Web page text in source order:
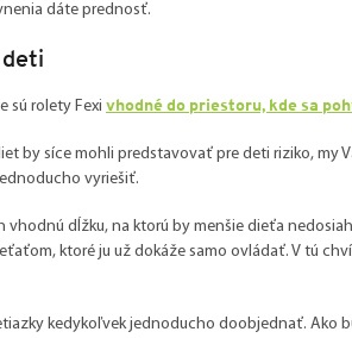
dáte prednosť.
sú rolety Fexi vhodné do priestoru, kde sa
by síce mohli predstavovať pre deti riziko, my
vyriešiť.
dĺžku, na ktorú by menšie dieťa
ktoré ju už dokáže samo ovládať. V tú
kedykoľvek jednoducho doobjednať. Ako